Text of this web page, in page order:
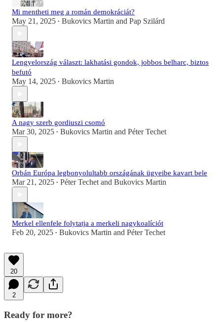
Mi mentheti meg a román demokráciát?
May 21, 2025 • Bukovics Martin and Pap Szilárd
Lengyelország választ: lakhatási gondok, jobbos belharc, biztos
befutó
May 14, 2025 • Bukovics Martin
A nagy szerb gordiuszi csomó
Mar 30, 2025 • Bukovics Martin and Péter Techet
Orbán Európa legbonyolultabb országának ügyeibe kavart bele
Mar 21, 2025 • Péter Techet and Bukovics Martin
Merkel ellenfele folytatja a merkeli nagykoalíciót
Feb 20, 2025 • Bukovics Martin and Péter Techet
20
2
Ready for more?